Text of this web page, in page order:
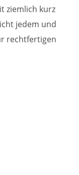
ziemlich kurz
jedem und
rechtfertigen